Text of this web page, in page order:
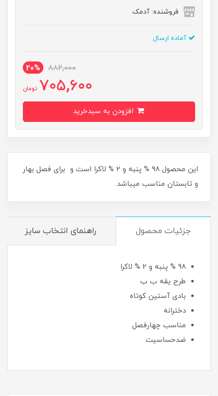
فروشنده: آدمک
آماده ارسال
882,000
20%
705,600 تومان
این محصول 98 % پنبه و 2 % لاکرا است و برای فصل بهار
و تابستان مناسب میباشد.
جزئیات محصول راهنمای انتخاب سایز
98 % پنبه و 2 % لاکرا
طرح یقه ب ب
بادی آستین کوتاه
دخترانه
مناسب چهارفصل
ضدحساسیت